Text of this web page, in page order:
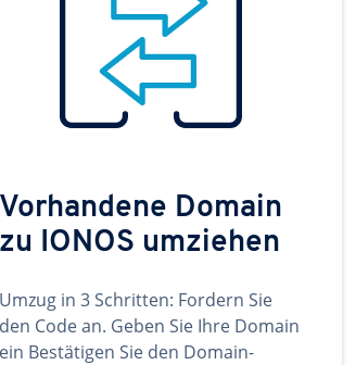
Vorhandene Domain
zu IONOS umziehen
Umzug in 3 Schritten: Fordern Sie
den Code an. Geben Sie Ihre Domain
ein Bestätigen Sie den Domain-